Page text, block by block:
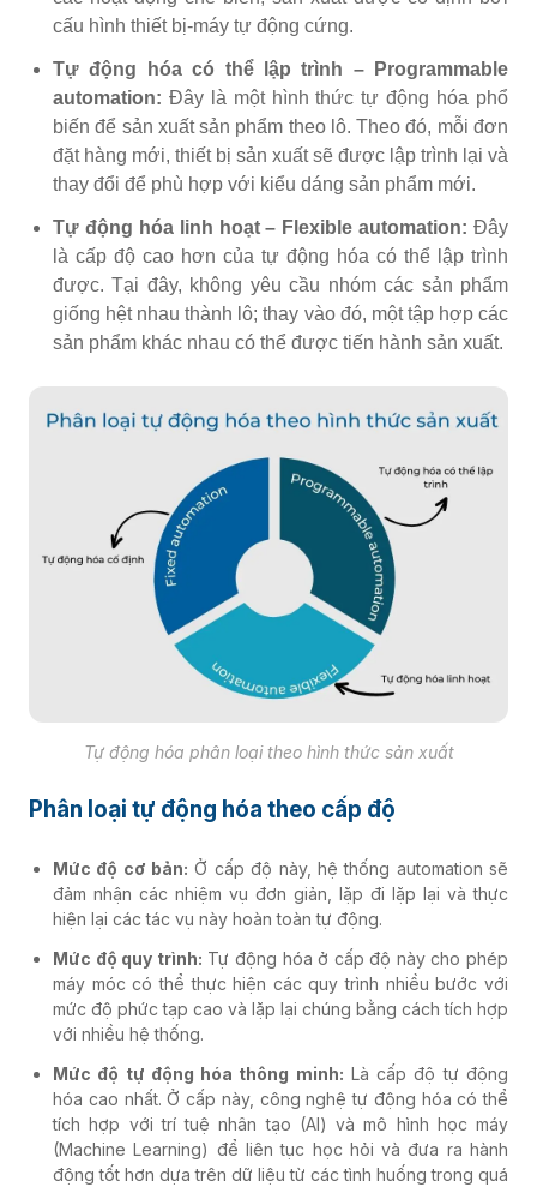
cấu hình thiết bị-máy tự động cứng.
Tự động hóa có thể lập trình – Programmable
automation: Đây là một hình thức tự động hóa phổ
biến để sản xuất sản phẩm theo lô. Theo đó, mỗi đơn
đặt hàng mới, thiết bị sản xuất sẽ được lập trình lại và
thay đổi để phù hợp với kiểu dáng sản phẩm mới.
Tự động hóa linh hoạt – Flexible automation: Đây
là cấp độ cao hơn của tự động hóa có thể lập trình
được. Tại đây, không yêu cầu nhóm các sản phẩm
giống hệt nhau thành lô; thay vào đó, một tập hợp các
sản phẩm khác nhau có thể được tiến hành sản xuất.
Tự động hóa phân loại theo hình thức sản xuất
Phân loại tự động hóa theo cấp độ
Mức độ cơ bản: Ở cấp độ này, hệ thống automation sẽ
đảm nhận các nhiệm vụ đơn giản, lặp đi lặp lại và thực
hiện lại các tác vụ này hoàn toàn tự động.
Mức độ quy trình: Tự động hóa ở cấp độ này cho phép
máy móc có thể thực hiện các quy trình nhiều bước với
mức độ phức tạp cao và lặp lại chúng bằng cách tích hợp
với nhiều hệ thống.
Mức độ tự động hóa thông minh: Là cấp độ tự động
hóa cao nhất. Ở cấp này, công nghệ tự động hóa có thể
tích hợp với trí tuệ nhân tạo (AI) và mô hình học máy
(Machine Learning) để liên tục học hỏi và đưa ra hành
động tốt hơn dựa trên dữ liệu từ các tình huống trong quá